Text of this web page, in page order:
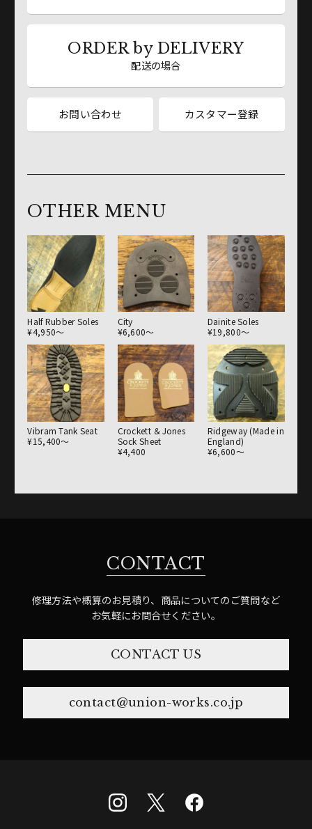
ORDER by DELIVERY
配送の場合
お問い合わせ カスタマー登録
OTHER MENU
Half Rubber Soles
¥4,950〜
City
¥6,600〜
Dainite Soles
¥19,800〜
Vibram Tank Seat
¥15,400〜
Crockett ＆Jones
Sock Sheet
¥4,400
Ridgeway (Made in
England)
¥6,600〜
CONTACT
修理方法や概算のお見積り、商品についてのご質問など
お気軽にお問合せください。
CONTACT US
contact@union-works.co.jp